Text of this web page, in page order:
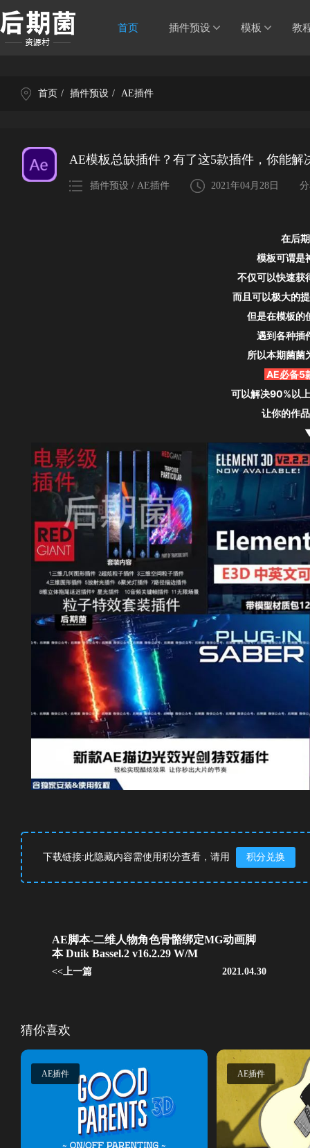
首页 插件预设 模板 教
首页 / 插件预设 / AE插件
AE模板总缺插件？有了这5款插件，你能解
插件预设 / AE插件 2021年04月28日
在后
模板可谓是
不仅可以快速获
而且可以极大的
但是在模板的
遇到各种插
所以本期菌菌
AE必备5
可以解决90%以
让你的作
下载链接:此隐藏内容需使用积分查看，请用 积分兑换
AE脚本-二维人物角色骨骼绑定MG动画脚
本 Duik Bassel.2 v16.2.29 W/M
2021.04.30
<<上一篇
猜你喜欢
AE插件 AE插件